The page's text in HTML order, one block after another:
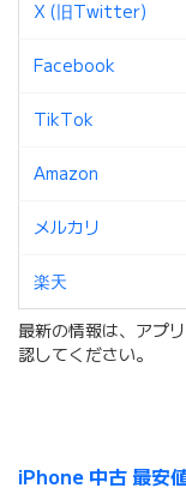
X (旧Twitter)
Facebook
TikTok
Amazon
メルカリ
楽天
最新の情報は、アプ
認してください。
iPhone 中古 最安